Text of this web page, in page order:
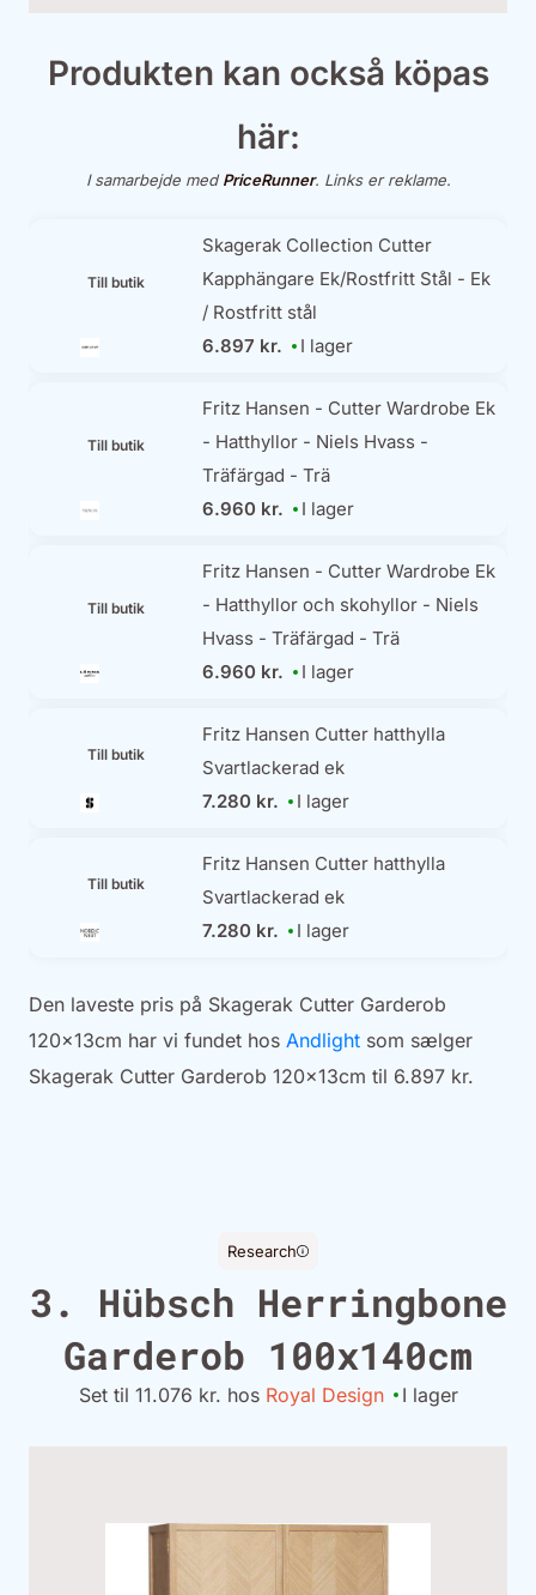
Produkten kan också köpas
här:
I samarbejde med PriceRunner. Links er reklame.
Skagerak Collection Cutter
Kapphängare Ek/Rostfritt Stål - Ek
/ Rostfritt stål
I lager
6.897 kr.
Till butik
Fritz Hansen - Cutter Wardrobe Ek
- Hatthyllor - Niels Hvass -
Träfärgad - Trä
I lager
6.960 kr.
Till butik
Fritz Hansen - Cutter Wardrobe Ek
- Hatthyllor och skohyllor - Niels
Hvass - Träfärgad - Trä
I lager
6.960 kr.
Till butik
Fritz Hansen Cutter hatthylla
Svartlackerad ek
I lager
7.280 kr.
Till butik
Fritz Hansen Cutter hatthylla
Svartlackerad ek
I lager
7.280 kr.
Till butik
Den laveste pris på Skagerak Cutter Garderob
120x13cm har vi fundet hos Andlight som sælger
Skagerak Cutter Garderob 120x13cm til 6.897 kr.
Research
3. Hübsch Herringbone
Garderob 100x140cm
Set til 11.076 kr. hos Royal Design I lager